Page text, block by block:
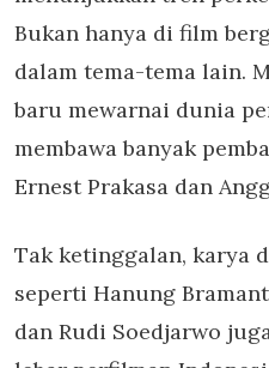
Bukan hanya di film
dalam tema-tema lain.
baru mewarnai dunia
membawa banyak
Ernest Prakasa dan
Tak ketinggalan, karya
seperti Hanung
dan Rudi Soedjarwo